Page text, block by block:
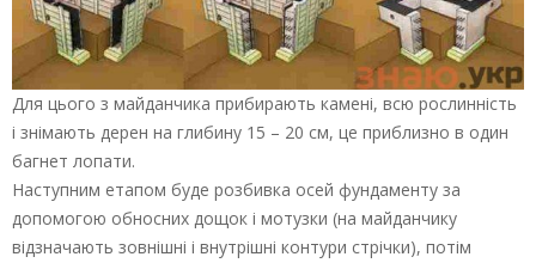
Для цього з майданчика прибирають камені, всю рослинність
і знімають дерен на глибину 15 – 20 см, це приблизно в один
багнет лопати.
Наступним етапом буде розбивка осей фундаменту за
допомогою обносних дощок і мотузки (на майданчику
відзначають зовнішні і внутрішні контури стрічки), потім